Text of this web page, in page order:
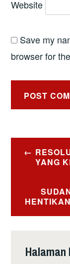
Website
Save my
browser for
Post
YANG
Halaman